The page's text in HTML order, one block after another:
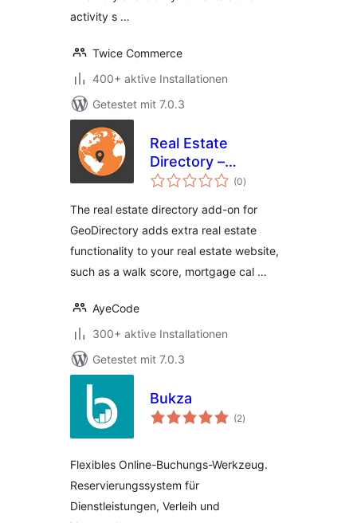
activity s …
Twice Commerce
400+ aktive Installationen
Getestet mit 7.0.3
Real Estate
Directory –
GeoDirectory Add-
(0Bewertungen
insgesamt
)
The real estate directory add-on for
GeoDirectory adds extra real estate
functionality to your real estate website,
such as a walk score, mortgage cal …
AyeCode
300+ aktive Installationen
Getestet mit 7.0.3
Bukza
(2Bewertungen
insgesamt
)
Flexibles Online-Buchungs-Werkzeug.
Reservierungssystem für
Dienstleistungen, Verleih und